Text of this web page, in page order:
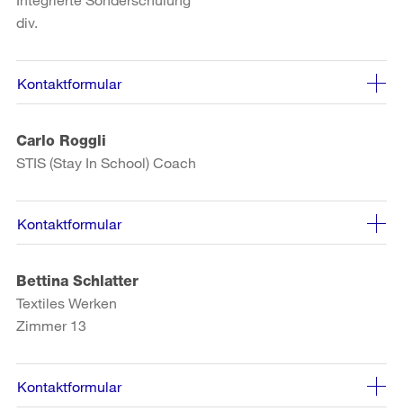
div.
Kontaktformular
Carlo Roggli
STIS (Stay In School) Coach
Kontaktformular
Bettina Schlatter
Textiles Werken
Zimmer 13
Kontaktformular